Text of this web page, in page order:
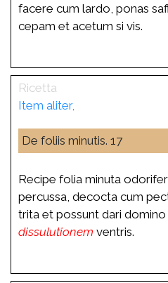
facere cum lardo, ponas
cepam et acetum si vis.
Item aliter,
De foliis minutis. 17
Recipe folia minuta
percussa, decocta cum
trita et possunt dari
dissulutionem ventris.